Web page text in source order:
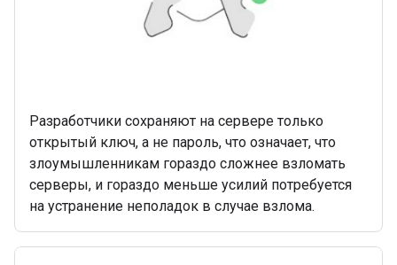
Разработчики сохраняют на сервере только
открытый ключ, а не пароль, что означает, что
злоумышленникам гораздо сложнее взломать
серверы, и гораздо меньше усилий потребуется
на устранение неполадок в случае взлома.